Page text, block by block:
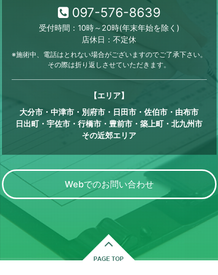
097-576-8639
受付時間：10時～20時(年末年始を除く)
店休日：不定休
※施術中、電話はとれない場合がございますのでご了承下さい。
その際は折り返しさせていただきます。
【エリア】
大分市・中津市・別府市・日田市・佐伯市・由布市
日出町・宇佐市・行橋市・豊前市・築上町・北九州市
その近郊エリア
Webでのお問い合わせ